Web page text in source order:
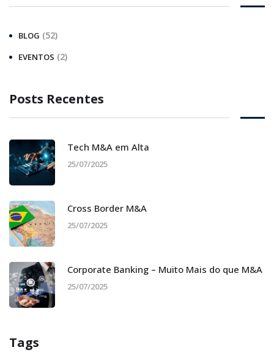
BLOG (52)
EVENTOS (2)
Posts Recentes
Tech M&A em Alta
25/07/2025
Cross Border M&A
25/07/2025
Corporate Banking – Muito Mais do que M&A
25/07/2025
Tags